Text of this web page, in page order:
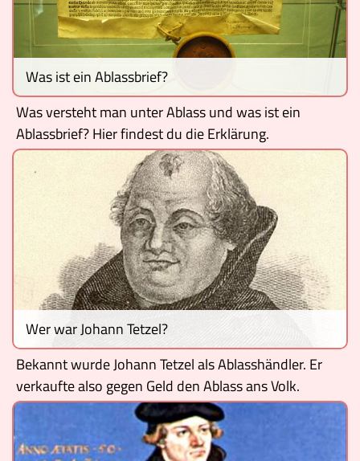
Was ist ein Ablassbrief?
Was versteht man unter Ablass und was ist ein
Ablassbrief? Hier findest du die Erklärung.
Wer war Johann Tetzel?
Bekannt wurde Johann Tetzel als Ablasshändler. Er
verkaufte also gegen Geld den Ablass ans Volk.